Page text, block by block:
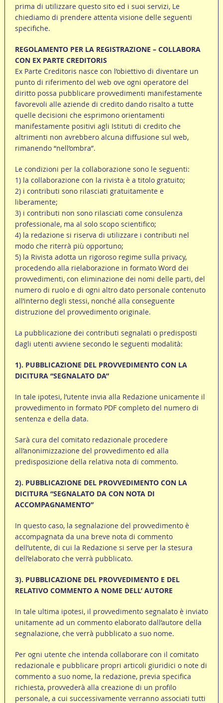
prima di utilizzare questo sito ed i suoi servizi, Le
chiediamo di prendere attenta visione delle seguenti
specifiche.
REGOLAMENTO PER LA REGISTRAZIONE – COLLABORA
CON EX PARTE CREDITORIS
Ex Parte Creditoris nasce con l’obiettivo di diventare un
punto di riferimento del web ove ogni operatore del
diritto possa pubblicare provvedimenti manifestamente
favorevoli alle aziende di credito dando risalto a tutte
quelle decisioni che esprimono orientamenti
manifestamente positivi agli Istituti di credito che
altrimenti non avrebbero alcuna diffusione sul web,
rimanendo “nell’ombra”.
Le condizioni per la collaborazione sono le seguenti:
1) la collaborazione con la rivista è a titolo gratuito;
2) i contributi sono rilasciati gratuitamente e
liberamente;
3) i contributi non sono rilasciati come consulenza
professionale, ma al solo scopo scientifico;
4) la redazione si riserva di utilizzare i contributi nel
modo che riterrà più opportuno;
5) la Rivista adotta un rigoroso regime sulla privacy,
procedendo alla rielaborazione in formato Word dei
provvedimenti, con eliminazione dei nomi delle parti, del
numero di ruolo e di ogni altro dato personale contenuto
all’interno degli stessi, nonché alla conseguente
distruzione del provvedimento originale.
La pubblicazione dei contributi segnalati o predisposti
dagli utenti avviene secondo le seguenti modalità:
1). PUBBLICAZIONE DEL PROVVEDIMENTO CON LA
DICITURA “SEGNALATO DA”
In tale ipotesi, l’utente invia alla Redazione unicamente il
provvedimento in formato PDF completo del numero di
sentenza e della data.
Sarà cura del comitato redazionale procedere
all’anonimizzazione del provvedimento ed alla
predisposizione della relativa nota di commento.
2). PUBBLICAZIONE DEL PROVVEDIMENTO CON LA
DICITURA “SEGNALATO DA CON NOTA DI
ACCOMPAGNAMENTO”
In questo caso, la segnalazione del provvedimento è
accompagnata da una breve nota di commento
dell’utente, di cui la Redazione si serve per la stesura
dell’elaborato che verrà pubblicato.
3). PUBBLICAZIONE DEL PROVVEDIMENTO E DEL
RELATIVO COMMENTO A NOME DELL’ AUTORE
In tale ultima ipotesi, il provvedimento segnalato è inviato
unitamente ad un commento elaborato dall’autore della
segnalazione, che verrà pubblicato a suo nome.
Per ogni utente che intenda collaborare con il comitato
redazionale e pubblicare propri articoli giuridici o note di
commento a suo nome, la redazione, previa specifica
richiesta, provvederà alla creazione di un profilo
personale, a cui successivamente verranno associati tutti